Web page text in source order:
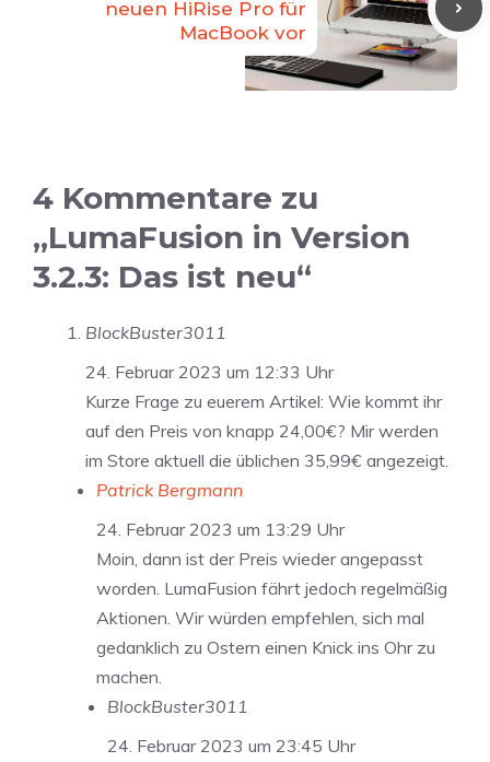
neuen HiRise Pro für
MacBook vor
4 Kommentare zu
„LumaFusion in Version
3.2.3: Das ist neu“
BlockBuster3011
24. Februar 2023 um 12:33 Uhr
Kurze Frage zu euerem Artikel: Wie kommt ihr
auf den Preis von knapp 24,00€? Mir werden
im Store aktuell die üblichen 35,99€ angezeigt.
Patrick Bergmann
24. Februar 2023 um 13:29 Uhr
Moin, dann ist der Preis wieder angepasst
worden. LumaFusion fährt jedoch regelmäßig
Aktionen. Wir würden empfehlen, sich mal
gedanklich zu Ostern einen Knick ins Ohr zu
machen.
BlockBuster3011
24. Februar 2023 um 23:45 Uhr